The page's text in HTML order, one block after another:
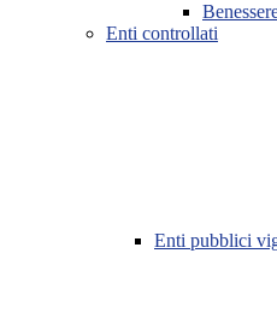
Enti controllati
Enti pubblici